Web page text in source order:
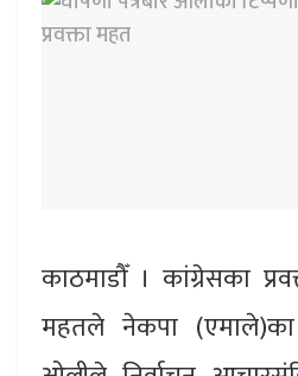
काठमाडौँ । कांग्रेसका
महतले नेकपा